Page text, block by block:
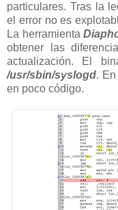
particulares. Tras la
el error no es
La herramienta
obtener las
actualización. El
/usr/sbin/syslogd.
en poco código.